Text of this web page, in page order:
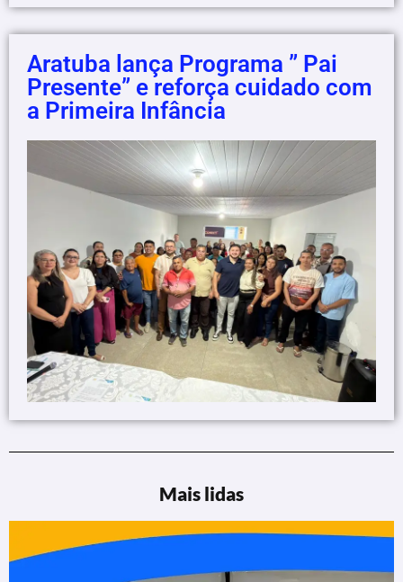
Aratuba lança Programa ” Pai
Presente” e reforça cuidado com
a Primeira Infância
Mais lidas